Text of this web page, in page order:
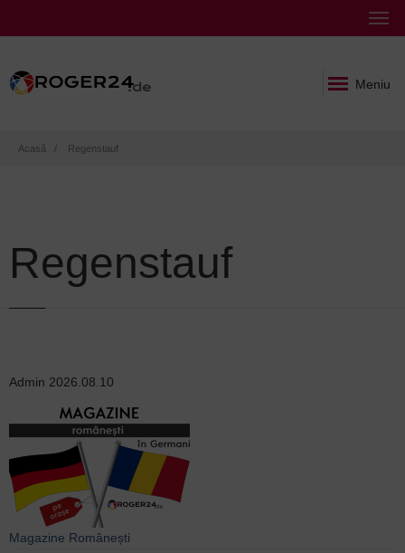
Meniu
Breadcrumb
Acasă Regenstauf
Regenstauf
Admin 2026.08.10
Magazine Românești